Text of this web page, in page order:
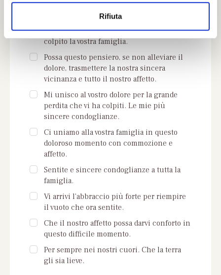
Rifiuta
Sentite condoglianze per il lutto che ha
colpito la vostra famiglia.
Possa questo pensiero, se non alleviare il
dolore, trasmettere la nostra sincera
vicinanza e tutto il nostro affetto.
Mi unisco al vostro dolore per la grande
perdita che vi ha colpiti. Le mie più
sincere condoglianze.
Ci uniamo alla vostra famiglia in questo
doloroso momento con commozione e
affetto.
Sentite e sincere condoglianze a tutta la
famiglia.
Vi arrivi l'abbraccio più forte per riempire
il vuoto che ora sentite.
Che il nostro affetto possa darvi conforto in
questo difficile momento.
Per sempre nei nostri cuori. Che la terra
gli sia lieve.